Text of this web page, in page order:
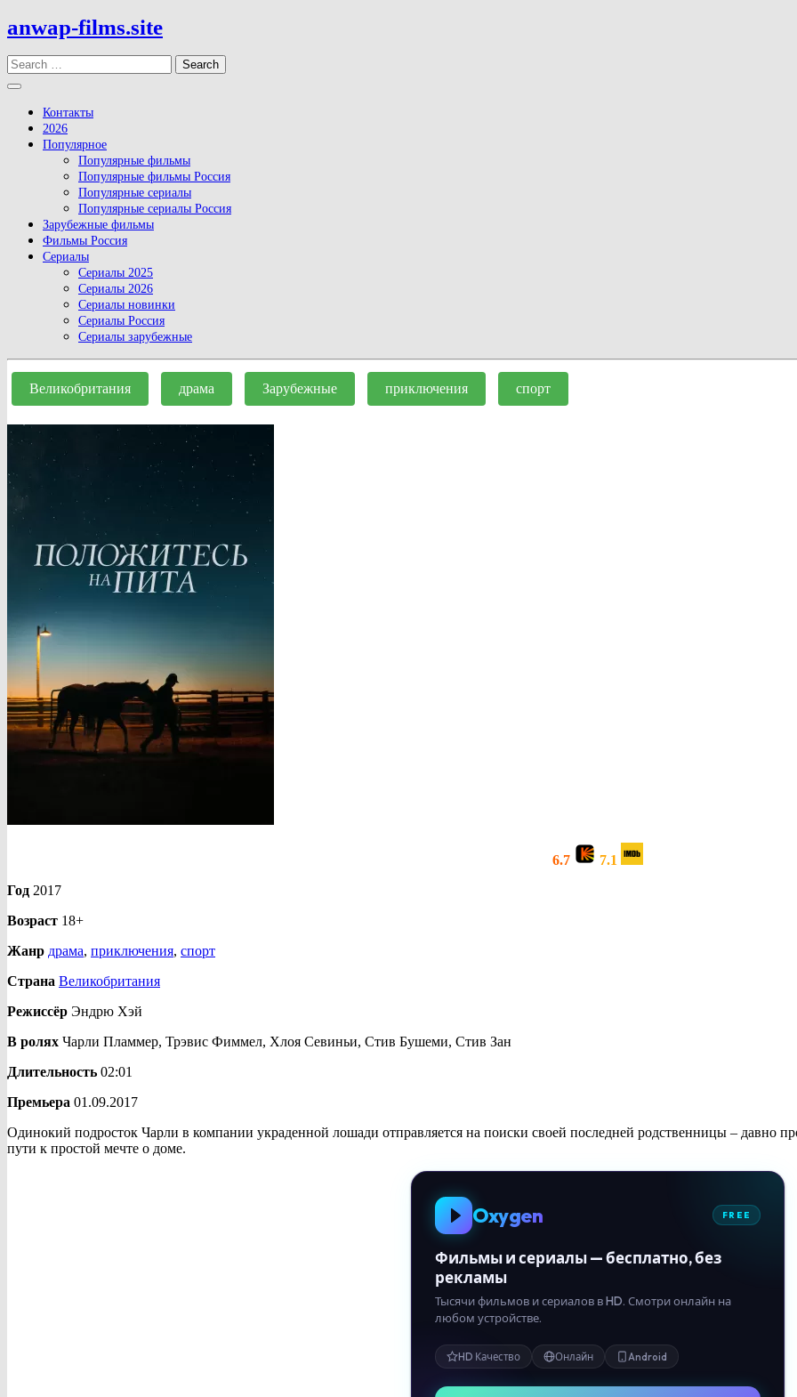
Skip
to
content
anwap-films.site
Search
Open
Button
Контакты
2026
Популярное
Популярные фильмы
Популярные фильмы Россия
Популярные сериалы
Популярные сериалы Россия
Зарубежные фильмы
Фильмы Россия
Сериалы
Сериалы 2025
Сериалы 2026
Сериалы новинки
Сериалы Россия
Сериалы зарубежные
Close
Button
Великобритания драма Зарубежные приключения спорт
6.7
7.1
Год 2017
Возраст 18+
Жанр драма, приключения, спорт
Страна Великобритания
Режиссёр Эндрю Хэй
В ролях Чарли Пламмер, Трэвис Фиммел, Хлоя Севиньи, Стив Бушеми, Стив Зан
Длительность 02:01
Премьера 01.09.2017
Одинокий подросток Чарли в компании украденной лошади отправляется на поиски своей последней родственницы – давно
пути к простой мечте о доме.
Oxygen FREE
Фильмы и сериалы — бесплатно, без
рекламы
Тысячи фильмов и сериалов в HD. Смотри онлайн на
любом устройстве.
HD Качество Онлайн Android